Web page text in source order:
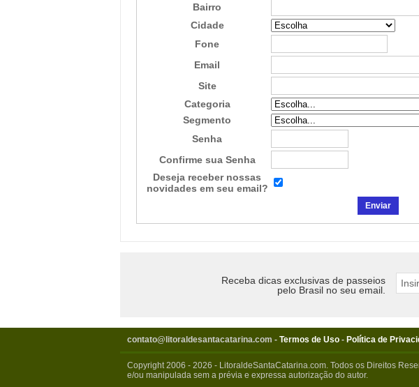
Bairro
Cidade
Fone
Email
Site
Categoria
Segmento
Senha
Confirme sua Senha
Deseja receber nossas
novidades em seu email?
Receba dicas exclusivas de passeios
pelo Brasil no seu email.
contato@litoraldesantacatarina.com - Termos de Uso - Política de
Copyright 2006 - 2026 - LitoraldeSantaCatarina.com. Todos os Direitos
e/ou manipulada sem a prévia e expressa autorização do autor.